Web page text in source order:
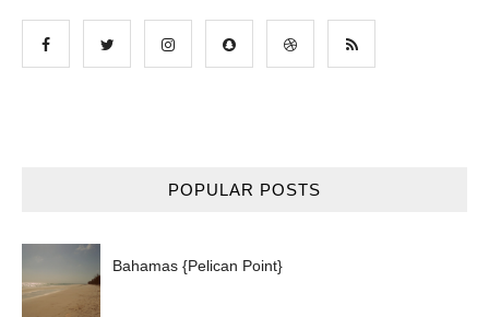
POPULAR POSTS
Bahamas {Pelican Point}